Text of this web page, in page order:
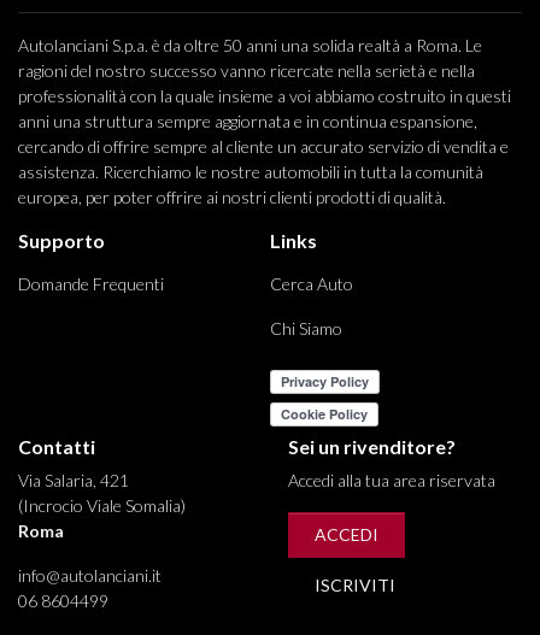
Autolanciani S.p.a. è da oltre 50 anni una solida realtà a Roma. Le
ragioni del nostro successo vanno ricercate nella serietà e nella
professionalità con la quale insieme a voi abbiamo costruito in questi
anni una struttura sempre aggiornata e in continua espansione,
cercando di offrire sempre al cliente un accurato servizio di vendita e
assistenza. Ricerchiamo le nostre automobili in tutta la comunità
europea, per poter offrire ai nostri clienti prodotti di qualità.
Supporto
Domande Frequenti
Links
Cerca Auto
Chi Siamo
Contatti
Via Salaria, 421
(Incrocio Viale Somalia)
Roma
info@autolanciani.it
06 8604499
Sei un rivenditore?
Accedi alla tua area riservata
ACCEDI
ISCRIVITI